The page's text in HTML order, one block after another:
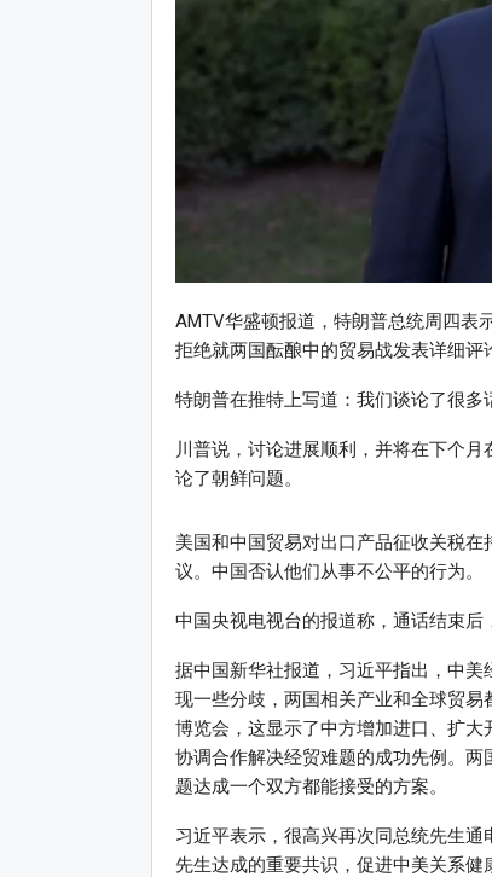
AMTV华盛顿报道，特朗普总统周四表
拒绝就两国酝酿中的贸易战发表详细评
特朗普在推特上写道：我们谈论了很多
川普说，讨论进展顺利，并将在下个
论了朝鲜问题。
美国和中国贸易对出口产品征收关税
议。中国否认他们从事不公平的行为。
中国央视电视台的报道称，通话结束后
据中国新华社报道，习近平指出，中
现一些分歧，两国相关产业和全球贸
博览会，这显示了中方增加进口、扩
协调合作解决经贸难题的成功先例。
题达成一个双方都能接受的方案。
习近平表示，很高兴再次同总统先生
先生达成的重要共识，促进中美关系